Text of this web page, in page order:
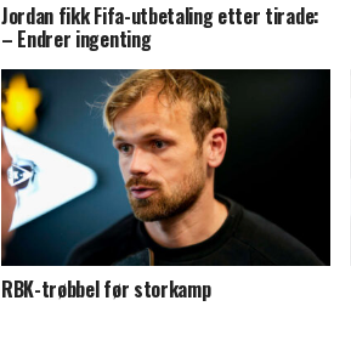
Jordan fikk Fifa-utbetaling etter tirade:
– Endrer ingenting
RBK-trøbbel før storkamp